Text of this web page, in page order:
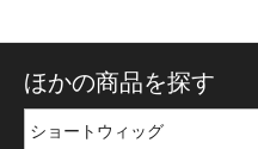
ほかの商品を探す